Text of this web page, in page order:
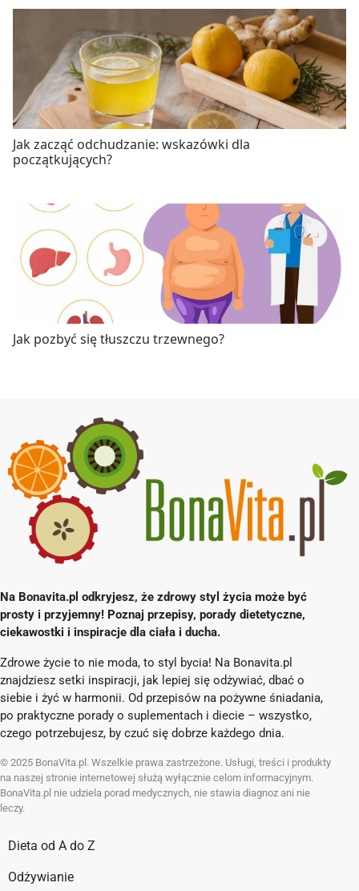
Jak zacząć odchudzanie: wskazówki dla
początkujących?
Jak pozbyć się tłuszczu trzewnego?
Na Bonavita.pl odkryjesz, że zdrowy styl życia może być
prosty i przyjemny! Poznaj przepisy, porady dietetyczne,
ciekawostki i inspiracje dla ciała i ducha.
Zdrowe życie to nie moda, to styl bycia! Na Bonavita.pl
znajdziesz setki inspiracji, jak lepiej się odżywiać, dbać o
siebie i żyć w harmonii. Od przepisów na pożywne śniadania,
po praktyczne porady o suplementach i diecie – wszystko,
czego potrzebujesz, by czuć się dobrze każdego dnia.
© 2025 BonaVita.pl. Wszelkie prawa zastrzeżone. Usługi, treści i produkty
na naszej stronie internetowej służą wyłącznie celom informacyjnym.
BonaVita.pl nie udziela porad medycznych, nie stawia diagnoz ani nie
leczy.
Dieta od A do Z
Odżywianie